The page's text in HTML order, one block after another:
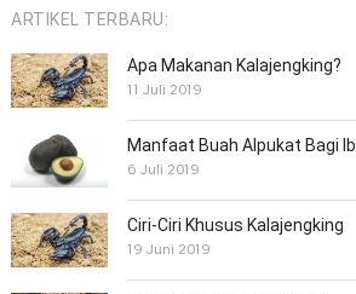
ARTIKEL TERBARU:
Apa Makanan Kalajengking?
11 Juli 2019
Manfaat Buah Alpukat Bagi
6 Juli 2019
Ciri-Ciri Khusus Kalajengking
19 Juni 2019